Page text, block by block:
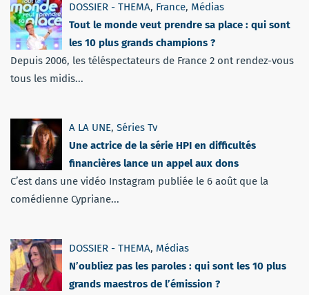
DOSSIER - THEMA, France, Médias
Tout le monde veut prendre sa place : qui sont
les 10 plus grands champions ?
Depuis 2006, les téléspectateurs de France 2 ont rendez-vous
tous les midis...
A LA UNE, Séries Tv
Une actrice de la série HPI en difficultés
financières lance un appel aux dons
C’est dans une vidéo Instagram publiée le 6 août que la
comédienne Cypriane...
DOSSIER - THEMA, Médias
N’oubliez pas les paroles : qui sont les 10 plus
grands maestros de l’émission ?